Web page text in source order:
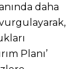
daha
Planı’